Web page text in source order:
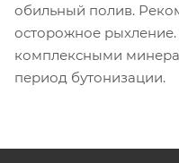
обильный полив.
осторожное
комплексными
период бутонизации.